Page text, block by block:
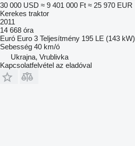
30 000 USD ≈ 9 401 000 Ft ≈ 25 970 EUR
Kerekes traktor
2011
14 668 óra
Euró Euro 3 Teljesítmény 195 LE (143 kW)
Sebesség 40 km/ó
Ukrajna, Vrublivka
Kapcsolatfelvétel az eladóval